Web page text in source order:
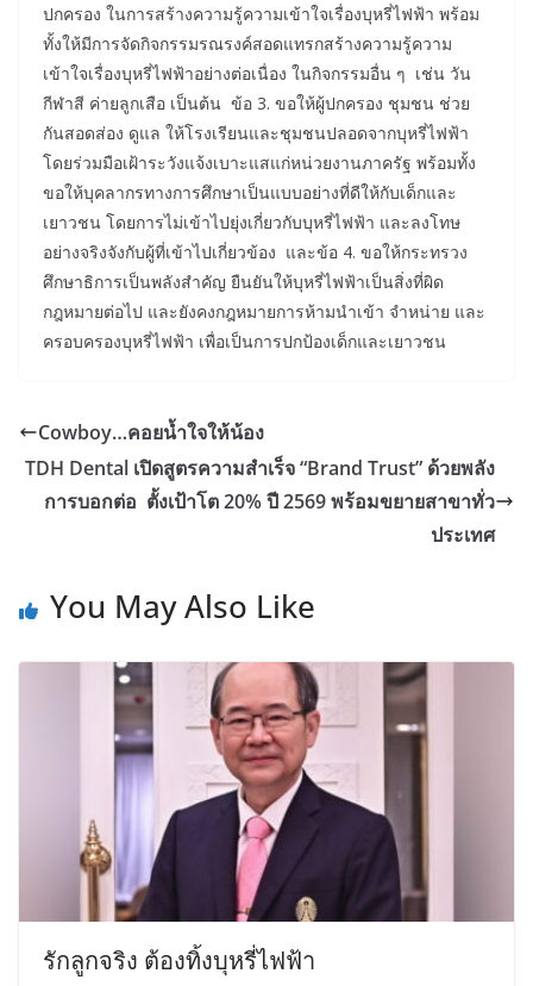
ปกครอง ในการสร้างความรู้ความเข้าใจเรื่องบุหรี่ไฟฟ้า พร้อม
ทั้งให้มีการจัดกิจกรรมรณรงค์สอดแทรกสร้างความรู้ความ
เข้าใจเรื่องบุหรี่ไฟฟ้าอย่างต่อเนื่อง ในกิจกรรมอื่น ๆ เช่น วัน
กีฬาสี ค่ายลูกเสือ เป็นต้น ข้อ 3. ขอให้ผู้ปกครอง ชุมชน ช่วย
กันสอดส่อง ดูแล ให้โรงเรียนและชุมชนปลอดจากบุหรี่ไฟฟ้า
โดยร่วมมือเฝ้าระวังแจ้งเบาะแสแก่หน่วยงานภาครัฐ พร้อมทั้ง
ขอให้บุคลากรทางการศึกษาเป็นแบบอย่างที่ดีให้กับเด็กและ
เยาวชน โดยการไม่เข้าไปยุ่งเกี่ยวกับบุหรี่ไฟฟ้า และลงโทษ
อย่างจริงจังกับผู้ที่เข้าไปเกี่ยวข้อง และข้อ 4. ขอให้กระทรวง
ศึกษาธิการเป็นพลังสำคัญ ยืนยันให้บุหรี่ไฟฟ้าเป็นสิ่งที่ผิด
กฎหมายต่อไป และยังคงกฎหมายการห้ามนำเข้า จำหน่าย และ
ครอบครองบุหรี่ไฟฟ้า เพื่อเป็นการปกป้องเด็กและเยาวชน
Cowboy…คอยน้ำใจให้น้อง
TDH Dental เปิดสูตรความสำเร็จ “Brand Trust” ด้วยพลัง
การบอกต่อ ตั้งเป้าโต 20% ปี 2569 พร้อมขยายสาขาทั่ว
ประเทศ
You May Also Like
รักลูกจริง ต้องทิ้งบุหรี่ไฟฟ้า